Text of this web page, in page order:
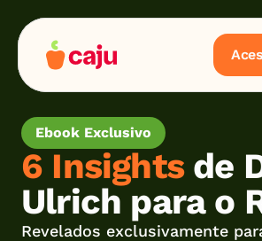
Ebook Exclusivo
6 Insights de
Ulrich para o
Revelados exclusivamente